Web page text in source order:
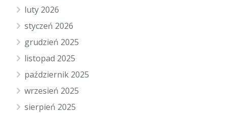
luty 2026
styczeń 2026
grudzień 2025
listopad 2025
październik 2025
wrzesień 2025
sierpień 2025